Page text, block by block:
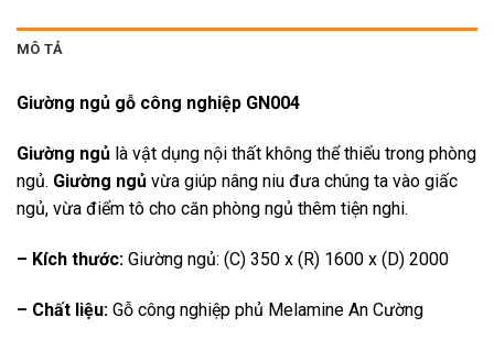
MÔ TẢ
Giường ngủ gỗ công nghiệp GN004
Giường ngủ là vật dụng nội thất không thể thiếu trong phòng
ngủ. Giường ngủ vừa giúp nâng niu đưa chúng ta vào giấc
ngủ, vừa điểm tô cho căn phòng ngủ thêm tiện nghi.
– Kích thước: Giường ngủ: (C) 350 x (R) 1600 x (D) 2000
– Chất liệu: Gỗ công nghiệp phủ Melamine An Cường